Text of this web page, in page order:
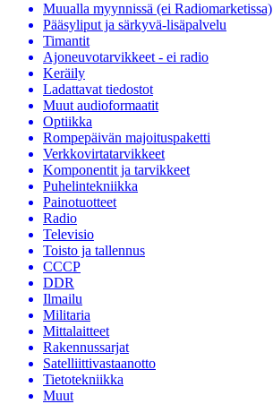
Muualla myynnissä (ei Radiomarketissa)
Pääsyliput ja särkyvä-lisäpalvelu
Timantit
Ajoneuvotarvikkeet - ei radio
Keräily
Ladattavat tiedostot
Muut audioformaatit
Optiikka
Rompepäivän majoituspaketti
Verkkovirtatarvikkeet
Komponentit ja tarvikkeet
Puhelintekniikka
Painotuotteet
Radio
Televisio
Toisto ja tallennus
CCCP
DDR
Ilmailu
Militaria
Mittalaitteet
Rakennussarjat
Satelliittivastaanotto
Tietotekniikka
Muut